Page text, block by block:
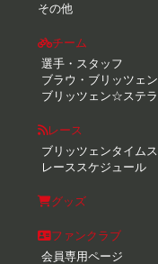
その他
チーム
選手・スタッフ
ブラウ・ブリッツェン
ブリッツェン☆ステラ
レース
ブリッツェンタイムス
レーススケジュール
グッズ
ファンクラブ
会員専用ページ